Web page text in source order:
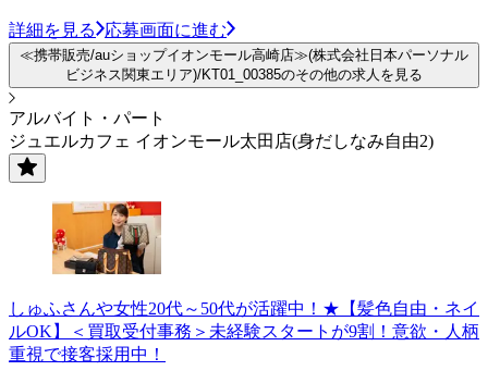
詳細を見る 応募画面に進む
≪携帯販売/auショップイオンモール高崎店≫(株式会社日本パーソナル
ビジネス関東エリア)/KT01_00385のその他の求人を見る
アルバイト・パート
ジュエルカフェ イオンモール太田店(身だしなみ自由2)
しゅふさんや女性20代～50代が活躍中！★【髪色自由・ネイ
ルOK】＜買取受付事務＞未経験スタートが9割！意欲・人柄
重視で接客採用中！